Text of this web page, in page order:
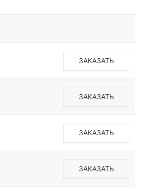
ЗАКАЗАТЬ
ЗАКАЗАТЬ
ЗАКАЗАТЬ
ЗАКАЗАТЬ